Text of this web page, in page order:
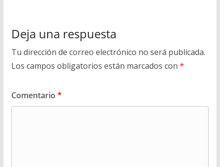
Deja una respuesta
Tu dirección de correo electrónico no será publicada.
Los campos obligatorios están marcados con *
Comentario *